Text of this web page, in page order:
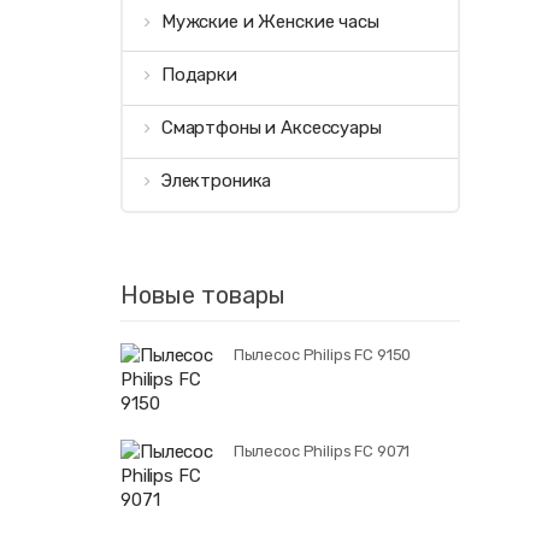
Мужские и Женские часы
Подарки
Смартфоны и Аксессуары
Электроника
Новые товары
Пылесос Philips FC 9150
Пылесос Philips FC 9071